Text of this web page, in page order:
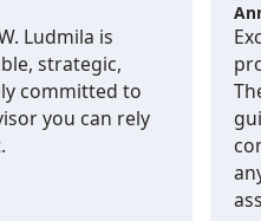
Ludmila is
strategic,
committed to
you can rely